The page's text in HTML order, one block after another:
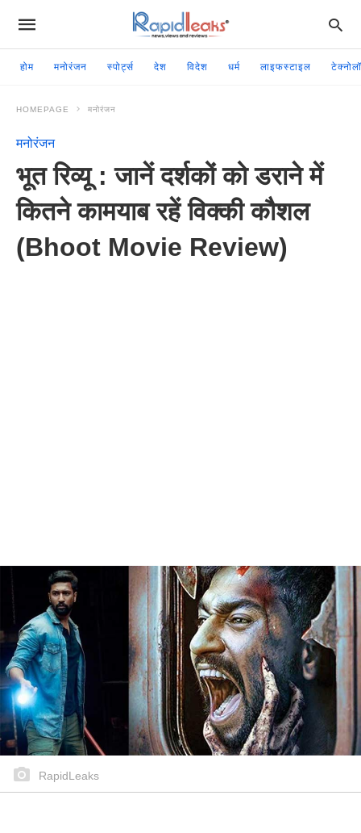
होम मनोरंजन स्पोर्ट्स देश विदेश धर्म लाइफस्टाइल
HOMEPAGE मनोरंजन
मनोरंजन
भूत रिव्यू : जानें दर्शकों को डराने में
कितने कामयाब रहें विक्की कौशल
(Bhoot Movie Review)
RapidLeaks